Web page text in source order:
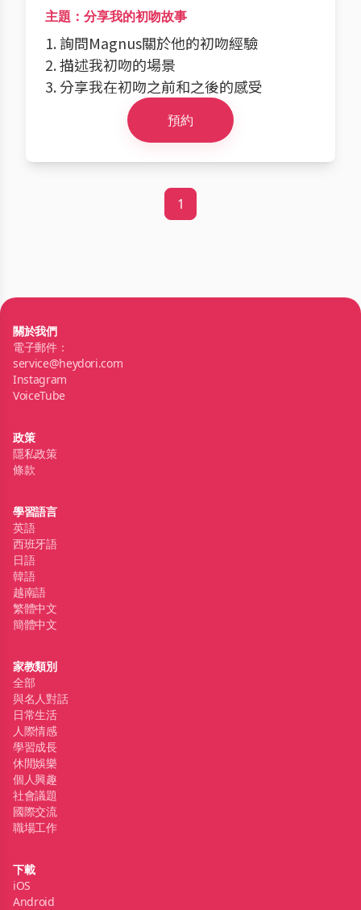
主題：分享我的初吻故事
1. 詢問Magnus關於他的初吻經驗
2. 描述我初吻的場景
3. 分享我在初吻之前和之後的感受
預約
1
關於我們
電子郵件：
service@heydori.com
Instagram
VoiceTube
政策
隱私政策
條款
學習語言
英語
西班牙語
日語
韓語
越南語
繁體中文
簡體中文
家教類別
全部
與名人對話
日常生活
人際情感
學習成長
休閒娛樂
個人興趣
社會議題
國際交流
職場工作
下載
iOS
Android